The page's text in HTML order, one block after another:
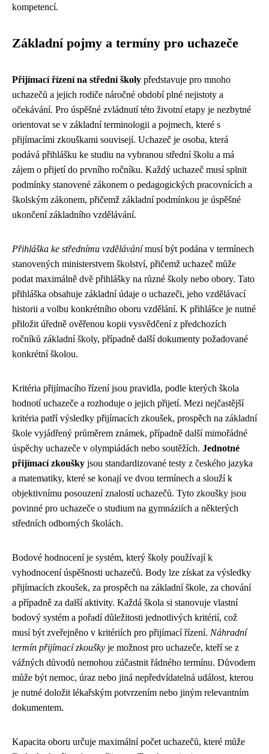
kompetencí.
Základní pojmy a termíny pro uchazeče
Přijímací řízení na střední školy představuje pro mnoho
uchazečů a jejich rodiče náročné období plné nejistoty a
očekávání. Pro úspěšné zvládnutí této životní etapy je nezbytné
orientovat se v základní terminologii a pojmech, které s
přijímacími zkouškami souvisejí. Uchazeč je osoba, která
podává přihlášku ke studiu na vybranou střední školu a má
zájem o přijetí do prvního ročníku. Každý uchazeč musí splnit
podmínky stanovené zákonem o pedagogických pracovnících a
školským zákonem, přičemž základní podmínkou je úspěšné
ukončení základního vzdělávání.
Přihláška ke střednímu vzdělávánímusí být podána v termínech
stanovených ministerstvem školství, přičemž uchazeč může
podat maximálně dvě přihlášky na různé školy nebo obory. Tato
přihláška obsahuje základní údaje o uchazeči, jeho vzdělávací
historii a volbu konkrétního oboru vzdělání. K přihlášce je nutné
přiložit úředně ověřenou kopii vysvědčení z předchozích
ročníků základní školy, případně další dokumenty požadované
konkrétní školou.
Kritéria přijímacího řízení jsou pravidla, podle kterých škola
hodnotí uchazeče a rozhoduje o jejich přijetí. Mezi nejčastější
kritéria patří výsledky přijímacích zkoušek, prospěch na základní
škole vyjádřený průměrem známek, případně další mimořádné
úspěchy uchazeče v olympiádách nebo soutěžích. Jednotné
přijímací zkoušky jsou standardizované testy z českého jazyka
a matematiky, které se konají ve dvou termínech a slouží k
objektivnímu posouzení znalostí uchazečů. Tyto zkoušky jsou
povinné pro uchazeče o studium na gymnáziích a některých
středních odborných školách.
Bodové hodnocení je systém, který školy používají k
vyhodnocení úspěšnosti uchazečů. Body lze získat za výsledky
přijímacích zkoušek, za prospěch na základní škole, za chování
a případně za další aktivity. Každá škola si stanovuje vlastní
bodový systém a pořadí důležitosti jednotlivých kritérií, což
musí být zveřejněno v kritériích pro přijímací řízení. Náhradní
termín přijímací zkoušky je možnost pro uchazeče, kteří se z
vážných důvodů nemohou zúčastnit řádného termínu. Důvodem
může být nemoc, úraz nebo jiná nepředvídatelná událost, kterou
je nutné doložit lékařským potvrzením nebo jiným relevantním
dokumentem.
Kapacita oboru určuje maximální počet uchazečů, které může